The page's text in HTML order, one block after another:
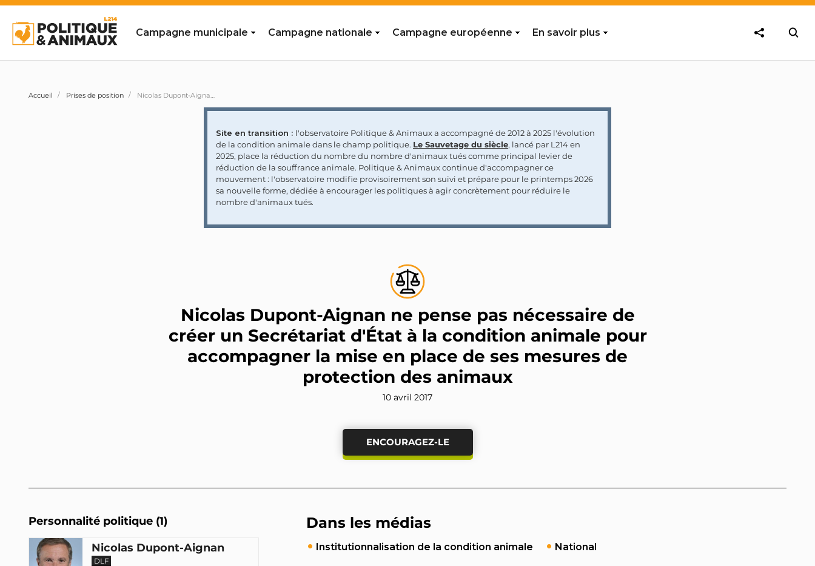
Campagne municipale Campagne nationale Campagne européenne En savoir plus
Accueil Prises de position Nicolas Dupont-Aignan ne pense pas nécessaire de créer un Secrétariat d'État à la condition animale pour accompagner la mise en place de ses mesures de protection des animaux
Site en transition : l'observatoire Politique & Animaux a accompagné de 2012 à 2025 l'évolution
de la condition animale dans le champ politique. Le Sauvetage du siècle, lancé par L214 en
2025, place la réduction du nombre du nombre d'animaux tués comme principal levier de
réduction de la souffrance animale. Politique & Animaux continue d'accompagner ce
mouvement : l'observatoire modifie provisoirement son suivi et prépare pour le printemps 2026
sa nouvelle forme, dédiée à encourager les politiques à agir concrètement pour réduire le
nombre d'animaux tués.
Nicolas Dupont-Aignan ne pense pas nécessaire de
créer un Secrétariat d'État à la condition animale pour
accompagner la mise en place de ses mesures de
protection des animaux
10 avril 2017
ENCOURAGEZ-LE
Personnalité politique (1)
Nicolas Dupont-Aignan
DLF
Dans les médias
Institutionnalisation de la condition animale National